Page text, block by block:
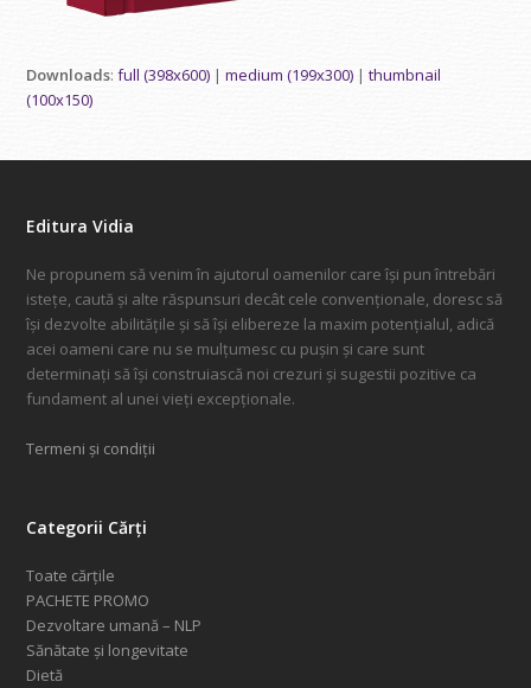
Downloads:full (398x600) |medium (199x300) |thumbnail
(100x150)
Editura Vidia
Ne propunem să venim în ajutorul oamenilor care își pun întrebări
istețe, caută și alte răspunsuri decât cele convenționale, doresc să
își dezvolte abilitățile și să își elibereze la maxim potențialul, adică
acei oameni care nu se mulțumesc cu pușin și care sunt
determinați să își construiască noi crezuri și sugestii pozitive ca
fundament al unei vieți excepționale.
Termeni și condiții
Categorii Cărți
Toate cărțile
PACHETE PROMO
Dezvoltare umană – NLP
Sănătate și longevitate
Dietă